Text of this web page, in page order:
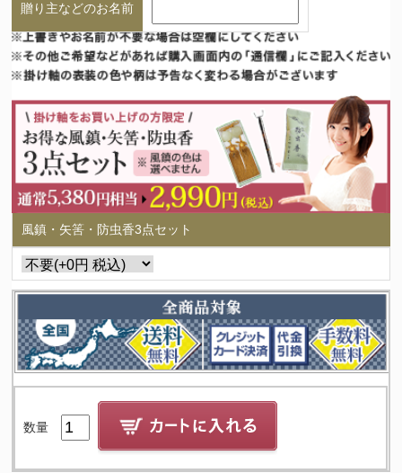
贈り主などのお名前
風鎮・矢筈・防虫香3点セット
数量